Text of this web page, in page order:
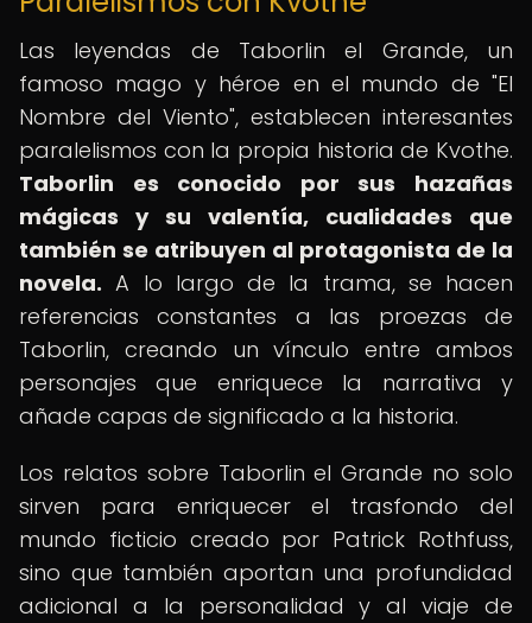
Las leyendas de Taborlin el Grande, un
famoso mago y héroe en el mundo de "El
Nombre del Viento", establecen interesantes
paralelismos con la propia historia de Kvothe.
Taborlin es conocido por sus hazañas
mágicas y su valentía, cualidades que
también se atribuyen al protagonista de la
novela. A lo largo de la trama, se hacen
referencias constantes a las proezas de
Taborlin, creando un vínculo entre ambos
personajes que enriquece la narrativa y
añade capas de significado a la historia.
Los relatos sobre Taborlin el Grande no solo
sirven para enriquecer el trasfondo del
mundo ficticio creado por Patrick Rothfuss,
sino que también aportan una profundidad
adicional a la personalidad y al viaje de